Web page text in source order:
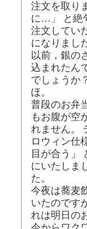
注文を取り
に…」 と絶
注文してい
になりまし
以前，銀の
込まれたん
でしょうか
ほ。
普段のお弁
もお腹が空
れません。
ロウィン仕
目が合う」
にいたしま
た。
今夜は蕎麦
いたのです
れは明日の